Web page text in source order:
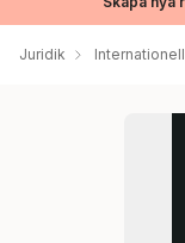
Juridik